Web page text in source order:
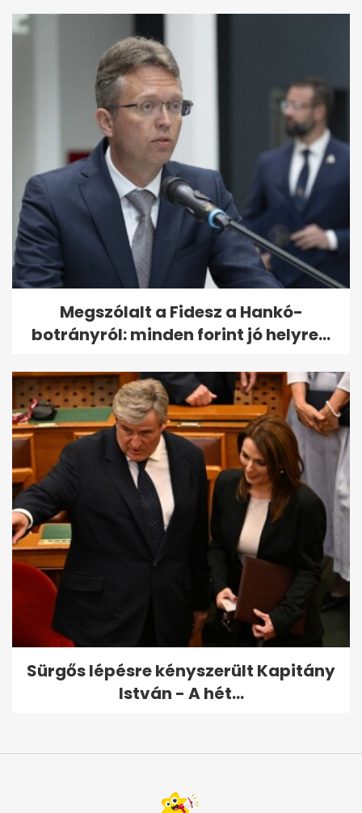
Megszólalt a Fidesz a Hankó-
botrányról: minden forint jó helyre...
Sürgős lépésre kényszerült Kapitány
István - A hét...